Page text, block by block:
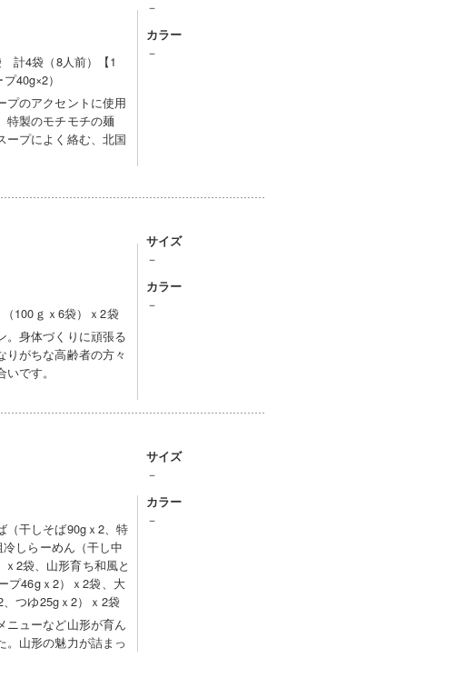
計4袋（8人前）【1
40g×2）
プのアクセントに使用
特製のモチモチの麺
ープによく絡む、北国
－
カラー
－
100ｇｘ6袋）ｘ2袋
。身体づくりに頑張る
がちな高齢者の方々
いです。
サイズ
－
カラー
－
（干しそば90gｘ2、特
しらーめん（干し中
2袋、山形育ち和風と
プ46gｘ2）ｘ2袋、大
つゆ25gｘ2）ｘ2袋
ニューなど山形が育ん
。山形の魅力が詰まっ
サイズ
－
カラー
－